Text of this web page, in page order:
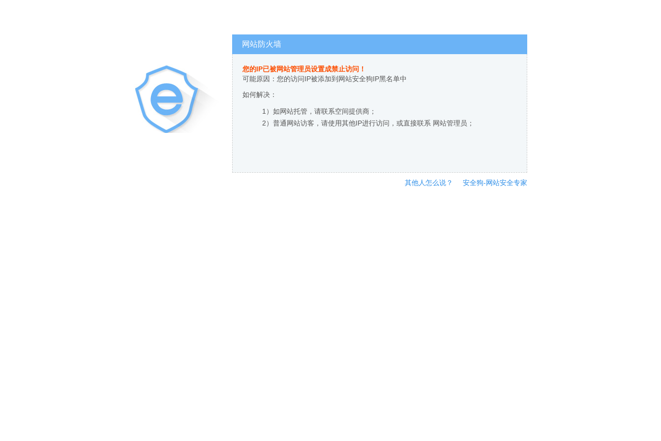
网站防火墙
您的IP已被网站管理员设置成禁止访问！
可能原因：您的访问IP被添加到网站安全狗IP黑名单中
如何解决：
1）如网站托管，请联系空间提供商；
2）普通网站访客，请使用其他IP进行访问，或直接联系 网站管理员；
其他人怎么说？ 安全狗-网站安全专家